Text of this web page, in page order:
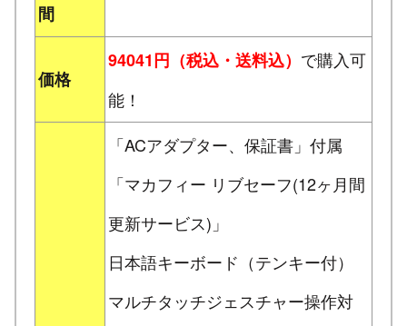
間
価格
94041円（税込・送料込） で購入可
能！
「ACアダプター、保証書」付属
「マカフィー リブセーフ(12ヶ月間
更新サービス)」
日本語キーボード（テンキー付）
マルチタッチジェスチャー操作対